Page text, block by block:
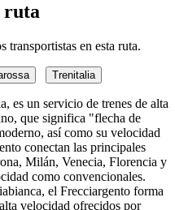
ruta
transportistas en esta ruta.
Trenitalia
es un servicio de trenes de alta
que significa "flecha de
así como su velocidad
conectan las principales
Milán, Venecia, Florencia y
como convencionales.
el Frecciargento forma
velocidad ofrecidos por